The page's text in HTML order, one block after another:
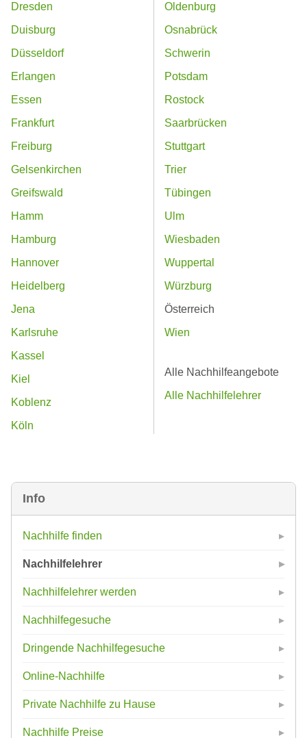
Info
Nachhilfe finden
Nachhilfelehrer
Nachhilfelehrer werden
Nachhilfegesuche
Dringende Nachhilfegesuche
Online-Nachhilfe
Private Nachhilfe zu Hause
Nachhilfe Preise
Dresden
Duisburg
Düsseldorf
Erlangen
Essen
Frankfurt
Freiburg
Gelsenkirchen
Greifswald
Hamm
Hamburg
Hannover
Heidelberg
Jena
Karlsruhe
Kassel
Kiel
Koblenz
Köln
Oldenburg
Osnabrück
Schwerin
Potsdam
Rostock
Saarbrücken
Stuttgart
Trier
Tübingen
Ulm
Wiesbaden
Wuppertal
Würzburg
Österreich
Wien
Alle Nachhilfeangebote
Alle Nachhilfelehrer